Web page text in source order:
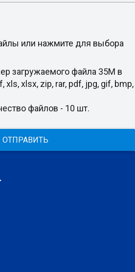
или нажмите для выбора
загружаемого файла 35M в
xls, xlsx, zip, rar, pdf, jpg, gif, bmp,
файлов - 10 шт.
ОТПРАВИТЬ